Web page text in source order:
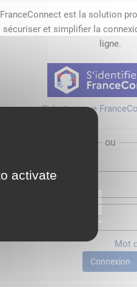
activate
FranceConnect est la solution
sécuriser et simplifier la
ligne.
Qu'est-ce que
ou
Mot
Connexion